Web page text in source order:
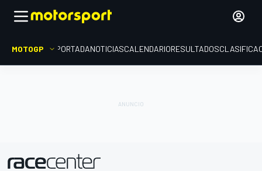
MOTOGP PORTADANOTICIASCALENDARIORESULTADOS